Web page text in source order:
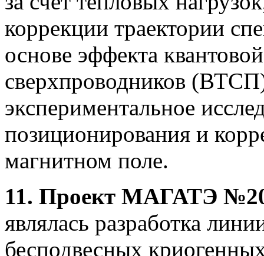
коррекции траектории
основе эффекта
сверхпроводников
экспериментальное
позиционирования и
магнитном поле.
11. Проект МАГАТЭ
являлась разработка
бесподвесных